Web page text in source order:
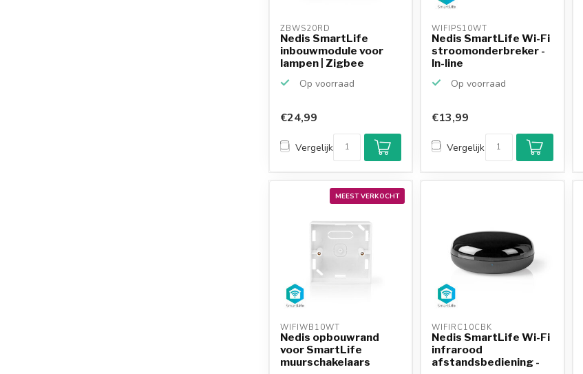
ZBWS20RD
Nedis SmartLife
inbouwmodule voor
lampen | Zigbee
Op voorraad
€24,99
Vergelijk
WIFIPS10WT
Nedis SmartLife Wi-Fi
stroomonderbreker -
In-line
Op voorraad
€13,99
Vergelijk
MEEST VERKOCHT
WIFIWB10WT
Nedis opbouwrand
voor SmartLife
muurschakelaars
WIFIRC10CBK
Nedis SmartLife Wi-Fi
infrarood
afstandsbediening -